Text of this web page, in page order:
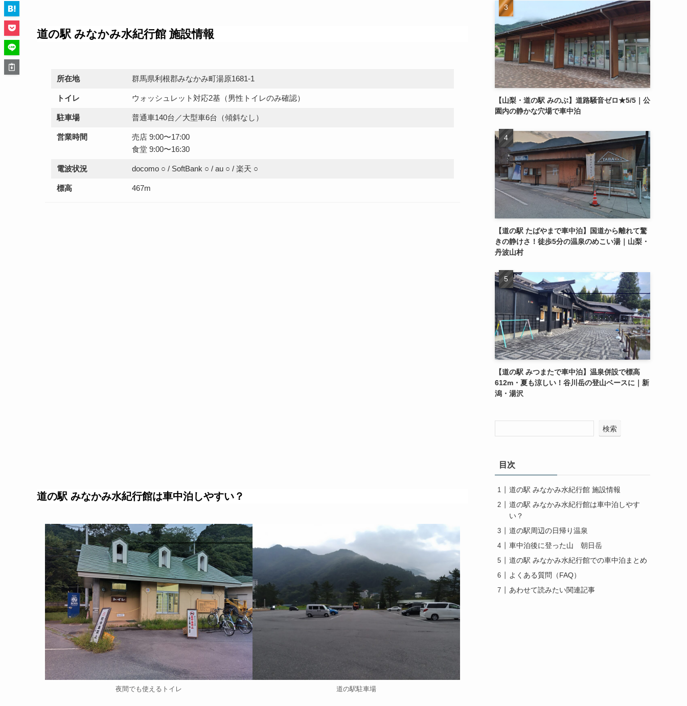
道の駅 みなかみ水紀行館 施設情報
所在地 群馬県利根郡みなかみ町湯原1681-1
トイレ ウォッシュレット対応2基（男性トイレのみ確認）
駐車場 普通車140台／大型車6台（傾斜なし）
営業時間
売店 9:00〜17:00
食堂 9:00〜16:30
電波状況 docomo ○ / SoftBank ○ / au ○ / 楽天 ○
標高 467m
道の駅 みなかみ水紀行館は車中泊しやすい？
夜間でも使えるトイレ 道の駅駐車場
【山梨・道の駅 みのぶ】道路騒音ゼロ★5/5｜公
園内の静かな穴場で車中泊
【道の駅 たばやまで車中泊】国道から離れて驚
きの静けさ！徒歩5分の温泉のめこい湯｜山梨・
丹波山村
【道の駅 みつまたで車中泊】温泉併設で標高
612m・夏も涼しい！谷川岳の登山ベースに｜新
潟・湯沢
検索
目次
道の駅 みなかみ水紀行館 施設情報
道の駅 みなかみ水紀行館は車中泊しやす
い？
道の駅周辺の日帰り温泉
車中泊後に登った山 朝日岳
道の駅 みなかみ水紀行館での車中泊まとめ
よくある質問（FAQ）
あわせて読みたい関連記事